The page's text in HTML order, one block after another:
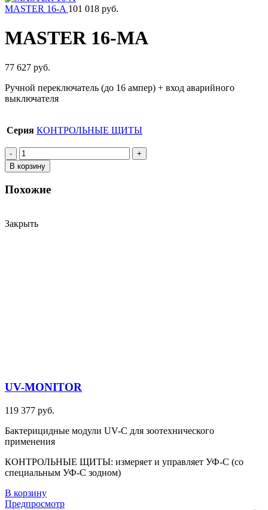
MASTER 16-A 101 018 руб.
MASTER 16-MA
77 627 руб.
Ручной переключатель (до 16 ампер) + вход аварийного
выключателя
Серия КОНТРОЛЬНЫЕ ЩИТЫ
Количество
товара
MASTER
MA
В корзину
Похожие
Закрыть
UV-MONITOR
119 377 руб.
Бактерицидные модули UV-C для зоотехнического
применения
КОНТРОЛЬНЫЕ ЩИТЫ: измеряет и управляет УФ-С (со
специальным УФ-С зодном)
В корзину
Предпросмотр